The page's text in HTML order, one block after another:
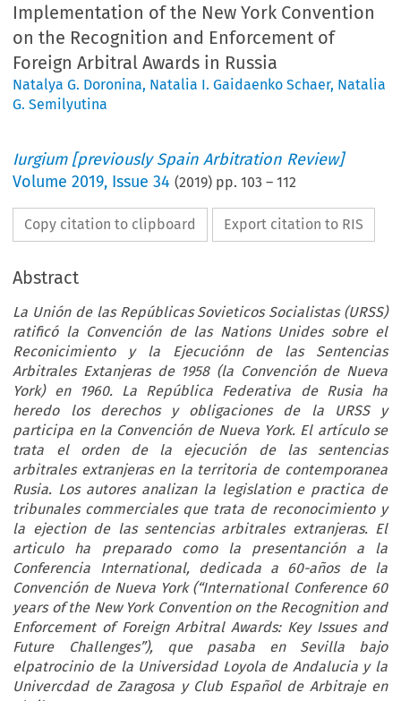
Implementation of the New York Convention
on the Recognition and Enforcement of
Foreign Arbitral Awards in Russia
Natalya G. Doronina, Natalia I. Gaidaenko Schaer, Natalia
G. Semilyutina
Iurgium [previously Spain Arbitration Review]
Volume2019, Issue 34 (2019) pp.103 –112
Copy citation to clipboard Export citation to RIS
Abstract
La Unión de las Repúblicas Sovieticos Socialistas (URSS)
ratificó la Convención de las Nations Unides sobre el
Reconicimiento y la Ejecuciónn de las Sentencias
Arbitrales Extanjeras de 1958 (la Convención de Nueva
York) en 1960. La República Federativa de Rusia ha
heredo los derechos y obligaciones de la URSS y
participa en la Convención de Nueva York. El artículo se
trata el orden de la ejecución de las sentencias
arbitrales extranjeras en la territoria de contemporanea
Rusia. Los autores analizan la legislation e practica de
tribunales commerciales que trata de reconocimiento y
la ejection de las sentencias arbitrales extranjeras. El
articulo ha preparado como la presentanción a la
Conferencia International, dedicada a 60-años de la
Convención de Nueva York (“International Conference 60
years of the New York Convention on the Recognition and
Enforcement of Foreign Arbitral Awards: Key Issues and
Future Challenges”), que pasaba en Sevilla bajo
elpatrocinio de la Universidad Loyola de Andalucia y la
Univercdad de Zaragosa y Club Español de Arbitraje en